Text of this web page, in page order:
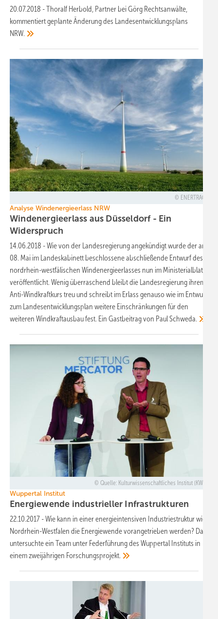
20.07.2018 -Thoralf Herbold, Partner bei Görg Rechtsanwälte,
kommentiert geplante Änderung des Landesentwicklungsplans
NRW.
ENERTRAG
Analyse Windenergieerlass NRW
Windenergieerlass aus Düsseldorf - Ein
Widerspruch
14.06.2018 -Wie von der Landesregierung angekündigt wurde der am
08. Mai im Landeskabinett beschlossene abschließende Entwurf des
nordrhein-westfälischen Windenergieerlasses nun im Ministerialblatt
veröffentlicht. Wenig überraschend bleibt die Landesregierung ihrem
Anti-Windkraftkurs treu und schreibt im Erlass genauso wie im Entwurf
zum Landesentwicklungsplan weitere Einschränkungen für den
weiteren Windkraftausbau fest. Ein Gastbeitrag von PaulSchweda.
Quelle: Kulturwissenschaftliches Institut (KWI)
Wuppertal Institut
Energiewende industrieller Infrastrukturen
22.10.2017 -Wie kann in einer energieintensiven Industriestruktur wie
Nordrhein-Westfalen die Energiewende vorangetrieben werden? Das
untersuchte ein Team unter Federführung des Wuppertal Instituts in
einem zweijährigen Forschungsprojekt.